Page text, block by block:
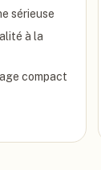
sérieuse
à la
compact